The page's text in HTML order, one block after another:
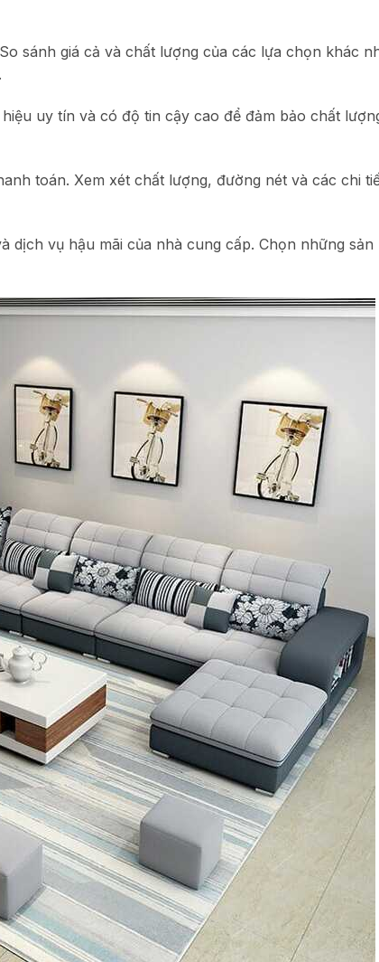
sánh giá cả và chất lượng của các lựa chọn khác
uy tín và có độ tin cậy cao để đảm bảo chất
toán. Xem xét chất lượng, đường nét và các chi
dịch vụ hậu mãi của nhà cung cấp. Chọn những